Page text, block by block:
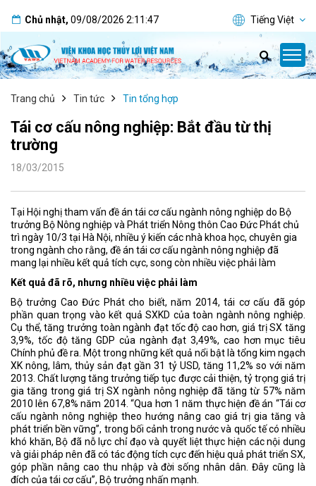
Chủ nhật, 09/08/2026 2:11:47 Tiếng Việt
Trang chủ Tin tức Tin tổng hợp
Tái cơ cấu nông nghiệp: Bắt đầu từ thị
trường
18/03/2015
Tại Hội nghị tham vấn đề án tái cơ cấu ngành nông nghiệp do Bộ
trưởng Bộ Nông nghiệp và Phát triển Nông thôn Cao Đức Phát chủ
trì ngày 10/3 tại Hà Nội, nhiều ý kiến các nhà khoa học, chuyên gia
trong ngành cho rằng, đề án tái cơ cấu ngành nông nghiệp đã
mang lại nhiều kết quả tích cực, song còn nhiều việc phải làm
Kết quả đã rõ, nhưng nhiều việc phải làm
Bộ trưởng Cao Đức Phát cho biết, năm 2014, tái cơ cấu đã góp
phần quan trọng vào kết quả SXKD của toàn ngành nông nghiệp.
Cụ thể, tăng trưởng toàn ngành đạt tốc độ cao hơn, giá trị SX tăng
3,9%, tốc độ tăng GDP của ngành đạt 3,49%, cao hơn mục tiêu
Chính phủ đề ra. Một trong những kết quả nổi bật là tổng kim ngạch
XK nông, lâm, thủy sản đạt gần 31 tỷ USD, tăng 11,2% so với năm
2013. Chất lượng tăng trưởng tiếp tục được cải thiện, tỷ trọng giá trị
gia tăng trong giá trị SX ngành nông nghiệp đã tăng từ 57% năm
2010 lên 67,8% năm 2014. “Qua hơn 1 năm thực hiện đề án “Tái cơ
cấu ngành nông nghiệp theo hướng nâng cao giá trị gia tăng và
phát triển bền vững”, trong bối cảnh trong nước và quốc tế có nhiều
khó khăn, Bộ đã nỗ lực chỉ đạo và quyết liệt thực hiện các nội dung
và giải pháp nên đã có tác động tích cực đến hiệu quả phát triển SX,
góp phần nâng cao thu nhập và đời sống nhân dân. Đây cũng là
đích của tái cơ cấu”, Bộ trưởng nhấn mạnh.